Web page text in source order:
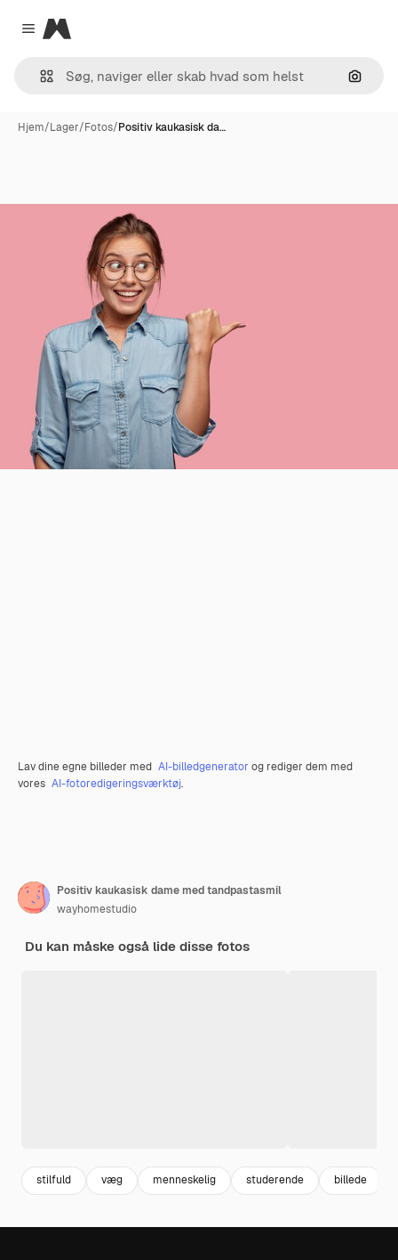
Close menu
Magnific
Søg
Hjem/Lager/Fotos/Positiv kaukasisk da…
Lav dine egne billeder med AI-billedgenerator og rediger dem med
vores AI-fotoredigeringsværktøj.
Positiv kaukasisk dame med tandpastasmil
wayhomestudio
Du kan måske også lide disse fotos
stilfuld væg menneskelig studerende billede